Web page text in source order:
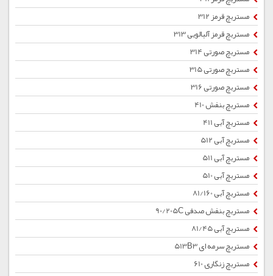
مستربچ قرمز 312
مستربچ قرمز آلبالویی 313
مستربچ صورتی 314
مستربچ صورتی 315
مستربچ صورتی 316
مستربچ بنفش 410
مستربچ آبی 411
مستربچ آبی 512
مستربچ آبی 511
مستربچ آبی 510
مستربچ آبی 81/160
مستربچ بنفش صدفی 90/205C
مستربچ آبی 81/45
مستربچ سرمه ای 513B3
مستربچ زنگاری 610